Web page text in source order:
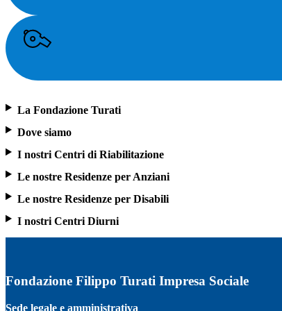
La Fondazione Turati
Dove siamo
I nostri Centri di Riabilitazione
Le nostre Residenze per Anziani
Le nostre Residenze per Disabili
I nostri Centri Diurni
Fondazione Filippo Turati Impresa Sociale
Sede legale e amministrativa